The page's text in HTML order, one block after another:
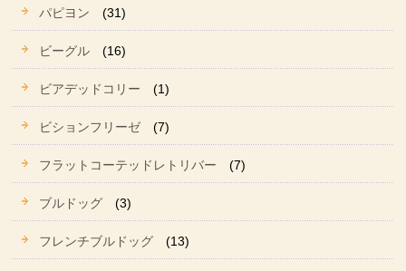
パピヨン (31)
ビーグル (16)
ビアデッドコリー (1)
ビションフリーゼ (7)
フラットコーテッドレトリバー (7)
ブルドッグ (3)
フレンチブルドッグ (13)